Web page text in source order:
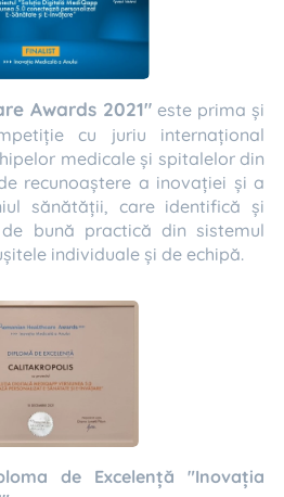
Awards 2021" este prima și
cu juriu internațional
medicale și spitalelor din
recunoaștere a inovației și a
sănătății, care identifică și
bună practică din sistemul
individuale și de echipă.
de Excelență "Inovația